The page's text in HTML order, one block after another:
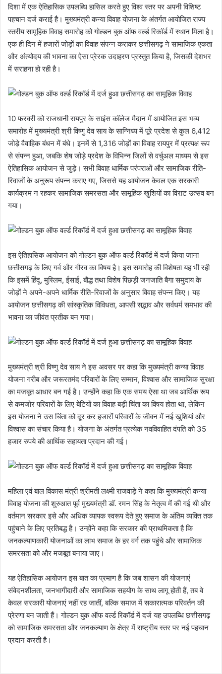
दिशा में एक ऐतिहासिक उपलब्धि हासिल करते हुए विश्व स्तर पर अपनी विशिष्ट
पहचान दर्ज कराई है। मुख्यमंत्री कन्या विवाह योजना के अंतर्गत आयोजित राज्य
स्तरीय सामूहिक विवाह समारोह को गोल्डन बुक ऑफ वर्ल्ड रिकॉर्ड में स्थान मिला है।
एक ही दिन में हजारों जोड़ों का विवाह संपन्न कराकर छत्तीसगढ़ ने सामाजिक एकता
और अंत्योदय की भावना का ऐसा प्रेरक उदाहरण प्रस्तुत किया है, जिसकी देशभर
में सराहना हो रही है।
10 फरवरी को राजधानी रायपुर के साइंस कॉलेज मैदान में आयोजित इस भव्य
समारोह में मुख्यमंत्री श्री विष्णु देव साय के सान्निध्य में पूरे प्रदेश से कुल 6,412
जोड़े वैवाहिक बंधन में बंधे। इनमें से 1,316 जोड़ों का विवाह रायपुर में प्रत्यक्ष रूप
से संपन्न हुआ, जबकि शेष जोड़े प्रदेश के विभिन्न जिलों से वर्चुअल माध्यम से इस
ऐतिहासिक आयोजन से जुड़े। सभी विवाह धार्मिक परंपराओं और सामाजिक रीति-
रिवाजों के अनुरूप संपन्न कराए गए, जिससे यह आयोजन केवल एक सरकारी
कार्यक्रम न रहकर सामाजिक समरसता और सामूहिक खुशियों का विराट उत्सव बन
गया।
इस ऐतिहासिक आयोजन को गोल्डन बुक ऑफ वर्ल्ड रिकॉर्ड में दर्ज किया जाना
छत्तीसगढ़ के लिए गर्व और गौरव का विषय है। इस समारोह की विशेषता यह भी रही
कि इसमें हिंदू, मुस्लिम, ईसाई, बौद्ध तथा विशेष पिछड़ी जनजाति बैगा समुदाय के
जोड़ों ने अपने-अपने धार्मिक रीति-रिवाजों के अनुसार विवाह संपन्न किए। यह
आयोजन छत्तीसगढ़ की सांस्कृतिक विविधता, आपसी सद्भाव और सर्वधर्म समभाव की
भावना का जीवंत प्रतीक बन गया।
मुख्यमंत्री श्री विष्णु देव साय ने इस अवसर पर कहा कि मुख्यमंत्री कन्या विवाह
योजना गरीब और जरूरतमंद परिवारों के लिए सम्मान, विश्वास और सामाजिक सुरक्षा
का मजबूत आधार बन गई है। उन्होंने कहा कि एक समय ऐसा था जब आर्थिक रूप
से कमजोर परिवारों के लिए बेटियों का विवाह बड़ी चिंता का विषय होता था, लेकिन
इस योजना ने उस चिंता को दूर कर हजारों परिवारों के जीवन में नई खुशियां और
विश्वास का संचार किया है। योजना के अंतर्गत प्रत्येक नवविवाहित दंपति को 35
हजार रुपये की आर्थिक सहायता प्रदान की गई।
महिला एवं बाल विकास मंत्री श्रीमती लक्ष्मी राजवाड़े ने कहा कि मुख्यमंत्री कन्या
विवाह योजना की शुरुआत पूर्व मुख्यमंत्री डॉ. रमन सिंह के नेतृत्व में की गई थी और
वर्तमान सरकार इसे और अधिक व्यापक स्वरूप देते हुए समाज के अंतिम व्यक्ति तक
पहुंचाने के लिए प्रतिबद्ध है। उन्होंने कहा कि सरकार की प्राथमिकता है कि
जनकल्याणकारी योजनाओं का लाभ समाज के हर वर्ग तक पहुंचे और सामाजिक
समरसता को और मजबूत बनाया जाए।
यह ऐतिहासिक आयोजन इस बात का प्रमाण है कि जब शासन की योजनाएं
संवेदनशीलता, जनभागीदारी और सामाजिक सहयोग के साथ लागू होती हैं, तब वे
केवल सरकारी योजनाएं नहीं रह जातीं, बल्कि समाज में सकारात्मक परिवर्तन की
प्रेरणा बन जाती हैं। गोल्डन बुक ऑफ वर्ल्ड रिकॉर्ड में दर्ज यह उपलब्धि छत्तीसगढ़
को सामाजिक समरसता और जनकल्याण के क्षेत्र में राष्ट्रीय स्तर पर नई पहचान
प्रदान करती है।